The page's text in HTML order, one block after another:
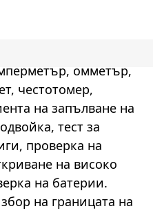
омметър,
честотомер,
на запълване на
тест за
проверка на
на високо
на батерии.
на границата на